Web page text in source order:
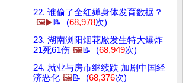
22. 谁偷了全红婵身体发育数据？
🖼️▶️📝 (68,978次)
23. 湖南浏阳烟花厰发生特大爆炸
21死61伤 🖼️📝 (68,949次)
24. 就业与房市继续跌 加剧中国经
济恶化 🖼️📝 (68,376次)